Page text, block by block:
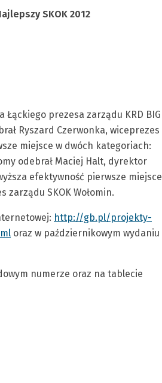
SKOK 2012
Łąckiego prezesa zarządu KRD BIG
Ryszard Czerwonka, wiceprezes
miejsce w dwóch kategoriach:
odebrał Maciej Halt, dyrektor
efektywność pierwsze miejsce
zarządu SKOK Wołomin.
http://gb.pl/projekty-
oraz w październikowym wydaniu
numerze oraz na tablecie